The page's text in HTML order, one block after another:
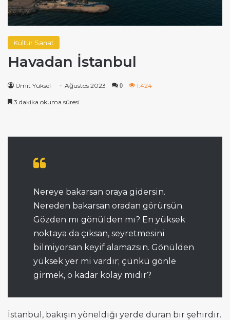
Kültür Sanat
Havadan İstanbul
Ümit Yüksel Ağustos 2023 0 1.424
3 dakika okuma süresi
Nereye bakarsan oraya gidersin.
Nereden bakarsan oradan görürsün.
Gözden mi gönülden mi? En yüksek
noktaya da çıksan, seyretmesini
bilmiyorsan keyif alamazsın. Gönülden
yüksek yer mi vardır; çünkü gönle
girmek, o kadar kolay mıdır?
İstanbul, bakışın yöneldiği yerde duran bir şehirdir.